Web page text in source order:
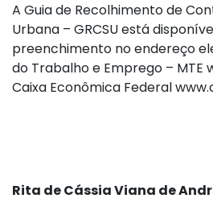
A Guia de Recolhimento de
Urbana – GRCSU está
preenchimento no endereço
do Trabalho e Emprego – MTE
Caixa Econômica Federal
Rita de Cássia Viana de